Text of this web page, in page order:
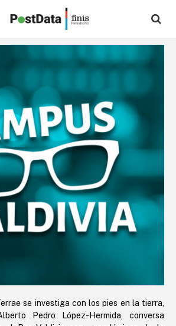
se investiga con los pies en la tierra,
Pedro López-Hermida, conversa